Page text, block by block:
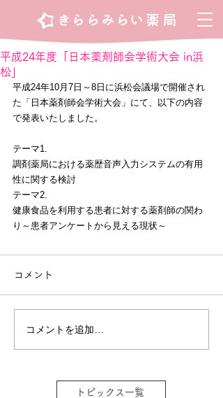
平成24年度「日本薬剤師会学術大会 in浜
松」
平成24年10月7日～8日に浜松会議場で開催され
た「日本薬剤師会学術大会」にて、以下の内容
で発表いたしました。
テーマ1.
調剤薬局における薬歴音声入力システムの有用
性に関する検討
テーマ2.
健康食品を利用する患者に対する薬剤師の関わ
り～患者アンケートから見える現状～
コメント
コメントを追加…
トピックス一覧